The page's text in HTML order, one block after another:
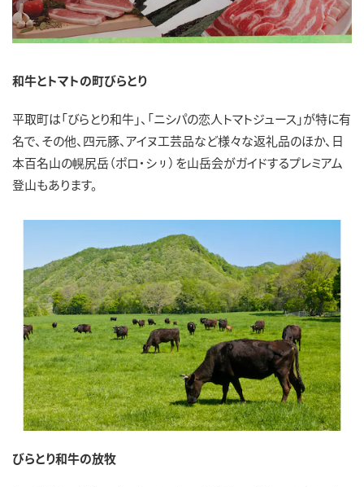
和牛とトマトの町びらとり
平取町は「びらとり和牛」、「ニシパの恋人トマトジュース」が特に有
名で、その他、四元豚、アイヌ工芸品など様々な返礼品のほか、日
本百名山の幌尻岳（ポロ・シㇼ）を山岳会がガイドするプレミアム
登山もあります。
びらとり和牛の放牧